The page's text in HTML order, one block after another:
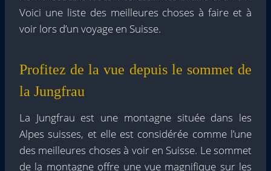
Voici une liste des meilleures choses à faire et à
voir lors d’un voyage en Suisse.
Profitez de la vue depuis le sommet de
la Jungfrau
La Jungfrau est une montagne située dans les
Alpes suisses, et elle est considérée comme l’une
des meilleures choses à voir en Suisse. Le sommet
de la montagne offre une vue magnifique sur les